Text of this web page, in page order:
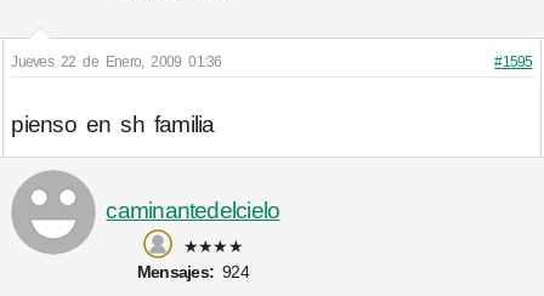
Jueves 22 de Enero, 2009 01:36 #1595
pienso en sh familia
caminantedelcielo
★★★★
Mensajes: 924